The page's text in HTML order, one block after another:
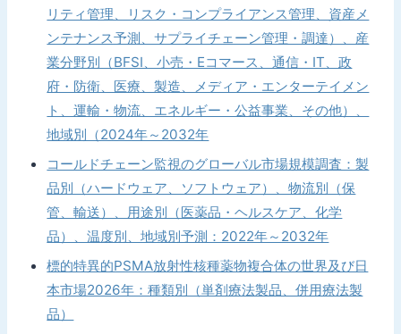
リティ管理、リスク・コンプライアンス管理、資産メ
ンテナンス予測、サプライチェーン管理・調達）、産
業分野別（BFSI、小売・Eコマース、通信・IT、政
府・防衛、医療、製造、メディア・エンターテイメン
ト、運輸・物流、エネルギー・公益事業、その他）、
地域別（2024年～2032年
コールドチェーン監視のグローバル市場規模調査：製
品別（ハードウェア、ソフトウェア）、物流別（保
管、輸送）、用途別（医薬品・ヘルスケア、化学
品）、温度別、地域別予測：2022年～2032年
標的特異的PSMA放射性核種薬物複合体の世界及び日
本市場2026年：種類別（単剤療法製品、併用療法製
品）